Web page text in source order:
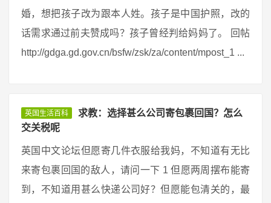
婚，想把孩子改为跟本人姓。孩子是中国护照，改的
话需求通过前夫赞成吗？孩子曾经判给妈妈了。 回帖
http://gdga.gd.gov.cn/bsfw/zsk/za/content/mpost_1 ...
英国生活百科
求教：选择甚么公司寄包裹回国？怎么
交关税呢
英国中文论坛但愿寄几件衣服给我妈，不知道有无比
来寄包裹回国的敌人，请问一下 1 但愿两周摆布能寄
到，不知道用甚么快递公司好？但愿能包清关的，最